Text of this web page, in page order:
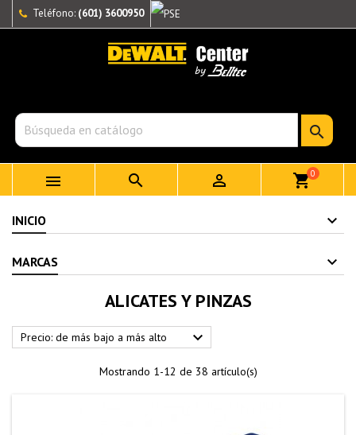
Teléfono: (601) 3600950

   shopping_cart0
INICIO
MARCAS
ALICATES Y PINZAS
Precio: de más bajo a más alto 
Mostrando 1-12 de 38 artículo(s)